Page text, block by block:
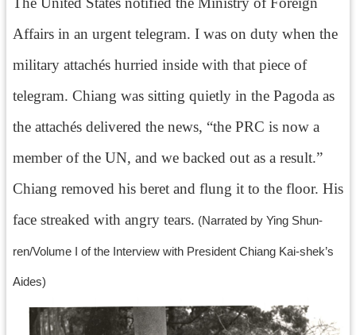
料
放
告
Affairs in an urgent telegram. I was on duty when the
military attachés hurried inside with that piece of
telegram. Chiang was sitting quietly in the Pagoda as
the attachés delivered the news, “the PRC is now a
member of the UN, and we backed out as a result.”
Chiang removed his beret and flung it to the floor. His
face streaked with angry tears. (Narrated by Ying Shun-
ren/Volume I of the Interview with President Chiang Kai-shek’s
Aides)